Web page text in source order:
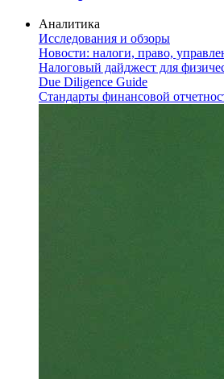
Аналитика
Исследования и обзоры
Новости: налоги, право,
Налоговый дайджест для
Due Diligence Guide
Стандарты финансовой